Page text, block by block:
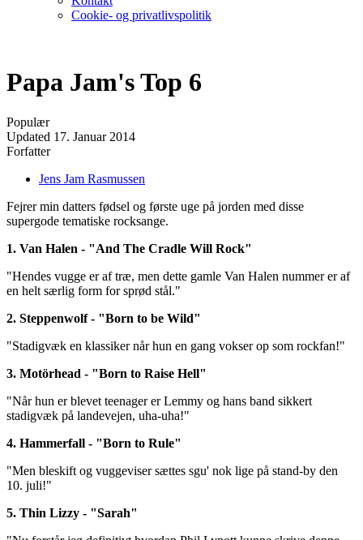
Cookie- og privatlivspolitik
Papa Jam's Top 6
Populær
Updated 17. Januar 2014
Forfatter
Jens Jam Rasmussen
Fejrer min datters fødsel og første uge på jorden med disse
supergode tematiske rocksange.
1. Van Halen - "And The Cradle Will Rock"
"Hendes vugge er af træ, men dette gamle Van Halen nummer er af
en helt særlig form for sprød stål."
2. Steppenwolf - "Born to be Wild"
"Stadigvæk en klassiker når hun en gang vokser op som rockfan!"
3. Motörhead - "Born to Raise Hell"
"Når hun er blevet teenager er Lemmy og hans band sikkert
stadigvæk på landevejen, uha-uha!"
4. Hammerfall - "Born to Rule"
"Men bleskift og vuggeviser sættes sgu' nok lige på stand-by den
10. juli!"
5. Thin Lizzy - "Sarah"